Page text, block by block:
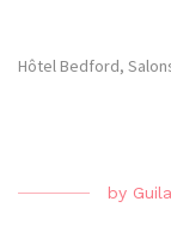
Hôtel Bedford,
by